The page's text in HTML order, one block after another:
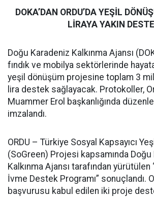
DOKA’DAN ORDU’DA YEŞİL
LİRAYA YAKIN
Doğu Karadeniz Kalkınma Ajansı
fındık ve mobilya sektörlerinde
yeşil dönüşüm projesine toplam 3
lira destek sağlayacak. Protokoller,
Muammer Erol başkanlığında
imzalandı.
ORDU – Türkiye Sosyal Kapsayıcı
(SoGreen) Projesi kapsamında Doğu
Kalkınma Ajansı tarafından yürütülen
İvme Destek Programı” sonuçlandı.
başvurusu kabul edilen iki proje